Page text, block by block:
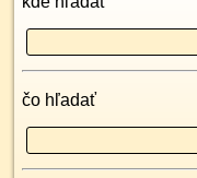
čo hľadať